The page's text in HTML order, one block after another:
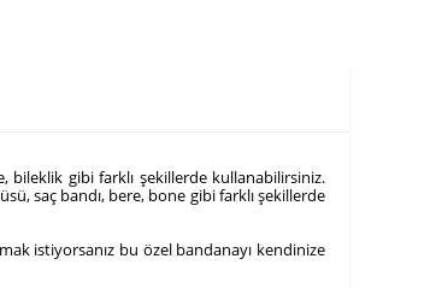
bileklik gibi farklı şekillerde kullanabilirsiniz.
saç bandı, bere, bone gibi farklı şekillerde
istiyorsanız bu özel bandanayı kendinize